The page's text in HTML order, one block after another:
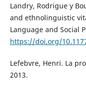
Landry, Rodrigue y
and ethnolinguistic
Language and Social
https://doi.org/
Lefebvre, Henri. La
2013.